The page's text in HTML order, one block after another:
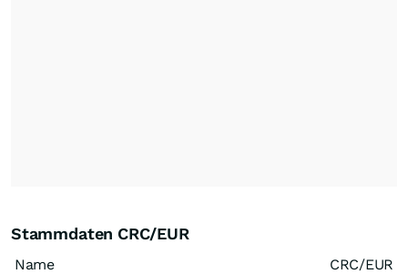
Stammdaten CRC/EUR
Name CRC/EUR